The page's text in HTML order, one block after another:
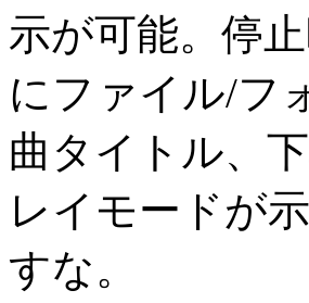
示が可能。停
にファイル/フ
曲タイトル、
レイモードが
すな。